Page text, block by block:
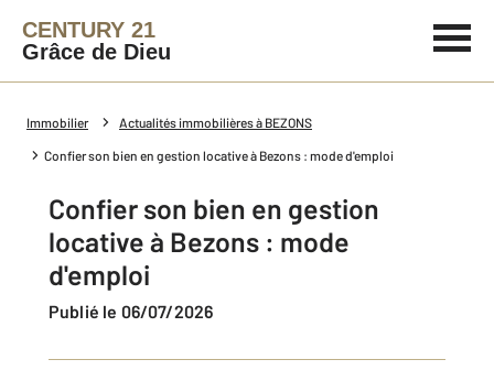
CENTURY 21
Grâce de Dieu
Immobilier Actualités immobilières à BEZONS
Confier son bien en gestion locative à Bezons : mode d'emploi
Confier son bien en gestion
locative à Bezons : mode
d'emploi
Publié le 06/07/2026